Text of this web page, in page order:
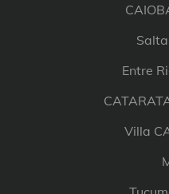
Entre
Villa